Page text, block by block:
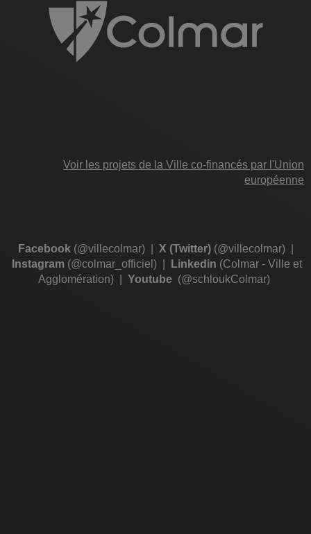
Voir les projets de la Ville co-financés par l'Union
européenne
Facebook(@villecolmar)| X (Twitter)(@villecolmar)|
Instagram (@colmar_officiel) Linkedin (Colmar - Ville et
Agglomération)
Youtube (@schloukColmar)